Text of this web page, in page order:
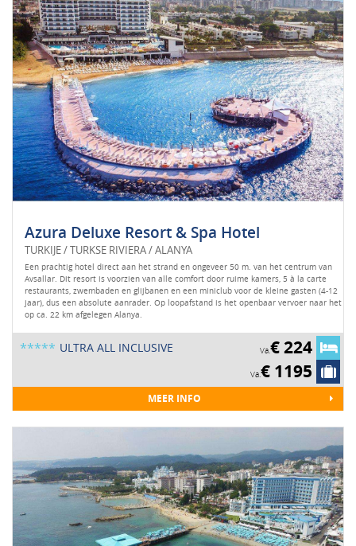
Azura Deluxe Resort & Spa Hotel
TURKIJE / TURKSE RIVIERA / ALANYA
Een prachtig hotel direct aan het strand en ongeveer 50 m. van het centrum van
Avsallar. Dit resort is voorzien van alle comfort door ruime kamers, 5 à la carte
restaurants, zwembaden en glijbanen en een miniclub voor de kleine gasten (4-12
jaar), dus een absolute aanrader. Op loopafstand is het openbaar vervoer naar het
op ca. 22 km afgelegen Alanya.
MEER INFO
ULTRA ALL INCLUSIVE
***** Va.€ 224
Va.€ 1195